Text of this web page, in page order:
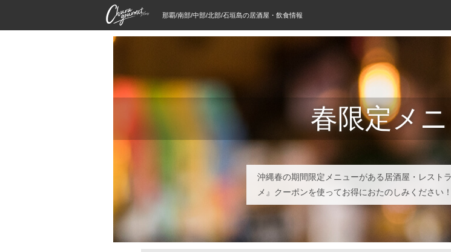
那覇/南部/中部/北部/石垣島の居酒屋・飲食情報
春限定メ
沖縄春の期間限定メニューがある居酒屋・レスト
メ』クーポンを使ってお得におたのしみください！